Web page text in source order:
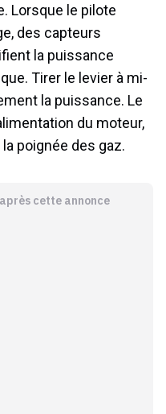
Lorsque le pilote
des capteurs
la puissance
Tirer le levier à mi-
la puissance. Le
du moteur,
poignée des gaz.
cette annonce